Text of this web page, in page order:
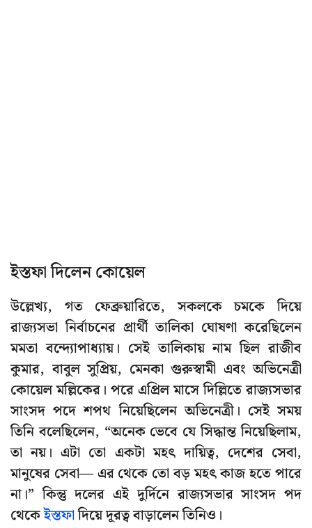
ইস্তফা দিলেন কোয়েল
উল্লেখ্য, গত ফেব্রুয়ারিতে, সকলকে চমকে দিয়ে
রাজ্যসভা নির্বাচনের প্রার্থী তালিকা ঘোষণা করেছিলেন
মমতা বন্দ্যোপাধ্যায়। সেই তালিকায় নাম ছিল রাজীব
কুমার, বাবুল সুপ্রিয়, মেনকা গুরুস্বামী এবং অভিনেত্রী
কোয়েল মল্লিকের। পরে এপ্রিল মাসে দিল্লিতে রাজ্যসভার
সাংসদ পদে শপথ নিয়েছিলেন অভিনেত্রী। সেই সময়
তিনি বলেছিলেন, “অনেক ভেবে যে সিদ্ধান্ত নিয়েছিলাম,
তা নয়। এটা তো একটা মহৎ দায়িত্ব, দেশের সেবা,
মানুষের সেবা— এর থেকে তো বড় মহৎ কাজ হতে পারে
না।” কিন্তু দলের এই দুর্দিনে রাজ্যসভার সাংসদ পদ
থেকেইস্তফাদিয়ে দূরত্ব বাড়ালেন তিনিও।